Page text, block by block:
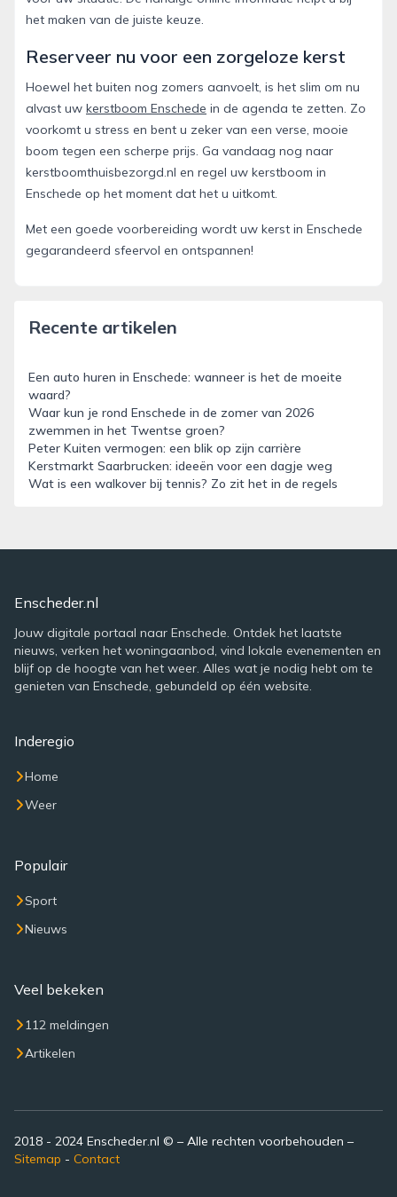
het maken van de juiste keuze.
Reserveer nu voor een zorgeloze kerst
Hoewel het buiten nog zomers aanvoelt, is het slim om nu
alvast uw kerstboom Enschede in de agenda te zetten. Zo
voorkomt u stress en bent u zeker van een verse, mooie
boom tegen een scherpe prijs. Ga vandaag nog naar
kerstboomthuisbezorgd.nl en regel uw kerstboom in
Enschede op het moment dat het u uitkomt.
Met een goede voorbereiding wordt uw kerst in Enschede
gegarandeerd sfeervol en ontspannen!
Recente artikelen
Een auto huren in Enschede: wanneer is het de moeite
waard?
Waar kun je rond Enschede in de zomer van 2026
zwemmen in het Twentse groen?
Peter Kuiten vermogen: een blik op zijn carrière
Kerstmarkt Saarbrucken: ideeën voor een dagje weg
Wat is een walkover bij tennis? Zo zit het in de regels
Enscheder.nl
Jouw digitale portaal naar Enschede. Ontdek het laatste
nieuws, verken het woningaanbod, vind lokale evenementen en
blijf op de hoogte van het weer. Alles wat je nodig hebt om te
genieten van Enschede, gebundeld op één website.
Inderegio
Home
Weer
Populair
Sport
Nieuws
Veel bekeken
112 meldingen
Artikelen
2018 - 2024 Enscheder.nl © – Alle rechten voorbehouden –
Sitemap - Contact